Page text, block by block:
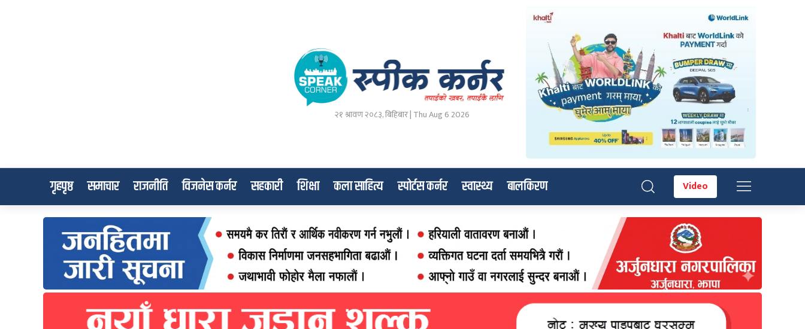
२१ श्रावण २०८३, बिहिबार | Thu Aug 6 2026
गृहपृष्ठ समाचार राजनीति विजनेस कर्नर सहकारी शिक्षा कला साहित्य स्पोर्टस कर्नर स्वास्थ्य बालकिरण Video